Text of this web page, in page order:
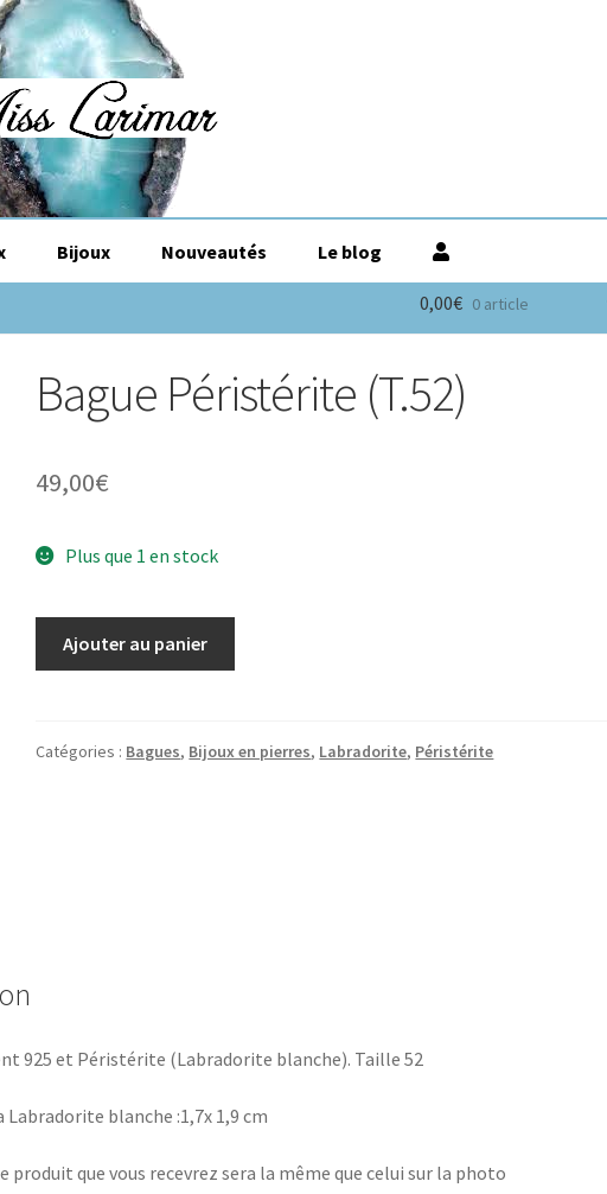
Bijoux Nouveautés Le blog
0,00€ 0 article
Bague Péristérite (T.52)
49,00€
Plus que 1 en stock
(T.52)
Ajouter au panier
Catégories : Bagues, Bijoux en pierres, Labradorite, Péristérite
925 et Péristérite (Labradorite blanche). Taille 52
Labradorite blanche :1,7x 1,9 cm
produit que vous recevrez sera la même que celui sur la photo